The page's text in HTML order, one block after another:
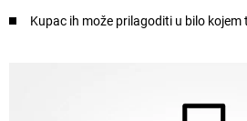
Kupac ih može prilagoditi u bilo